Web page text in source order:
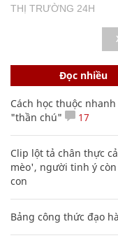
THỊ TRƯỜNG 24H
Đọc nhiều
Cách học thuộc
"thần chú"
17
Clip lột tả chân thực
mèo', người tinh ý
con
Bảng công thức đạo